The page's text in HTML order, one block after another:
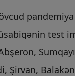
test
Şirvan,